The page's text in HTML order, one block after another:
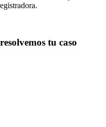
tu caso